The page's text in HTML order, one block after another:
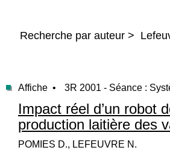
Recherche par auteur >
Affiche • 3R 2001 - Séance :
Impact réel d’un robot
production laitière des
POMIES D., LEFEUVRE N.